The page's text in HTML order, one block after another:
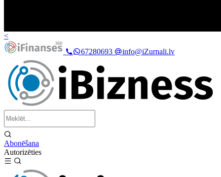
<
67280693
info@iZurnali.lv
Abonēšana
Autorizēties